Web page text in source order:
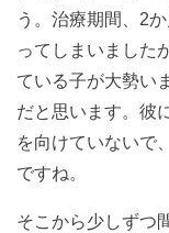
う。治療期間、2
ってしまいました
ている子が大勢い
だと思います。彼
を向けていないで
ですね。
そこから少しずつ